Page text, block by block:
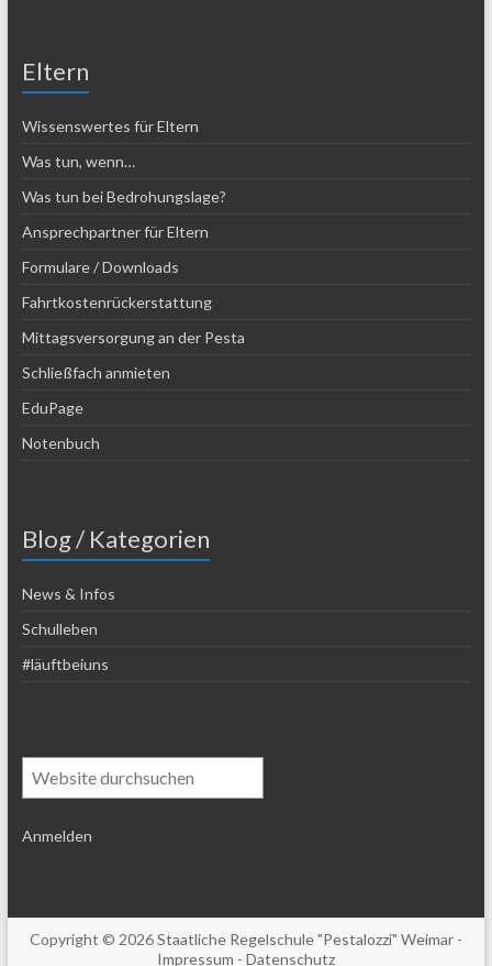
Eltern
Wissenswertes für Eltern
Was tun, wenn…
Was tun bei Bedrohungslage?
Ansprechpartner für Eltern
Formulare / Downloads
Fahrtkostenrückerstattung
Mittagsversorgung an der Pesta
Schließfach anmieten
EduPage
Notenbuch
Blog / Kategorien
News & Infos
Schulleben
#läuftbeiuns
Anmelden
Copyright © 2026Staatliche Regelschule "Pestalozzi" Weimar-
Impressum - Datenschutz